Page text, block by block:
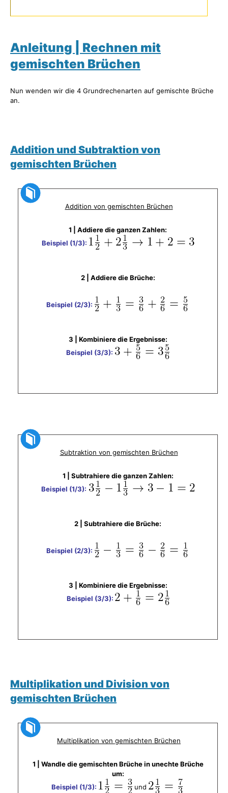
Anleitung | Rechnen mit
gemischten Brüchen
Nun wenden wir die 4 Grundrechenarten auf gemischte Brüche
an.
Addition und Subtraktion von
gemischten Brüchen
Addition von gemischten Brüchen
1 | Addiere die ganzen Zahlen:
Beispiel (1/3):
2 | Addiere die Brüche:
Beispiel (2/3):
3 | ​Kombiniere die Ergebnisse:
Beispiel (3/3):
Subtraktion von gemischten Brüchen
1 | Subtrahiere die ganzen Zahlen:
Beispiel (1/3):
2 | Subtrahiere die Brüche:
Beispiel (2/3):
3 | Kombiniere die Ergebnisse:
Beispiel (3/3):
Multiplikation und Division von
gemischten Brüchen
Multiplikation von gemischten Brüchen
1 | Wandle die gemischten Brüche in unechte Brüche
um:
Beispiel (1/3):
und